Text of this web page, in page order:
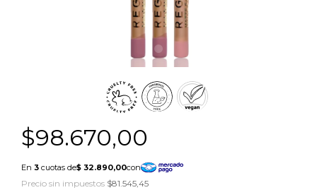
$98.670,00
Precio sin impuestos $81.545,45